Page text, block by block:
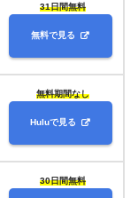
31日間無料
無料で見る
無料期間なし
Huluで見る
30日間無料